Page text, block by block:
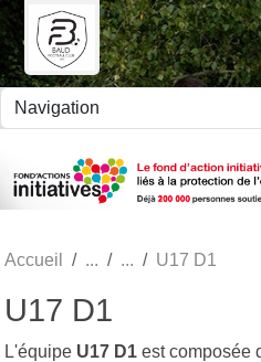
Accueil U17 D1
U17 D1
L'équipe U17 D1 est composée
Panneau de gestion des cookies